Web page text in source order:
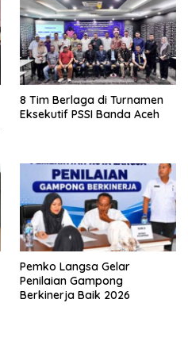
8 Tim Berlaga di Turnamen
Eksekutif PSSI Banda Aceh
Pemko Langsa Gelar
Penilaian Gampong
Berkinerja Baik 2026